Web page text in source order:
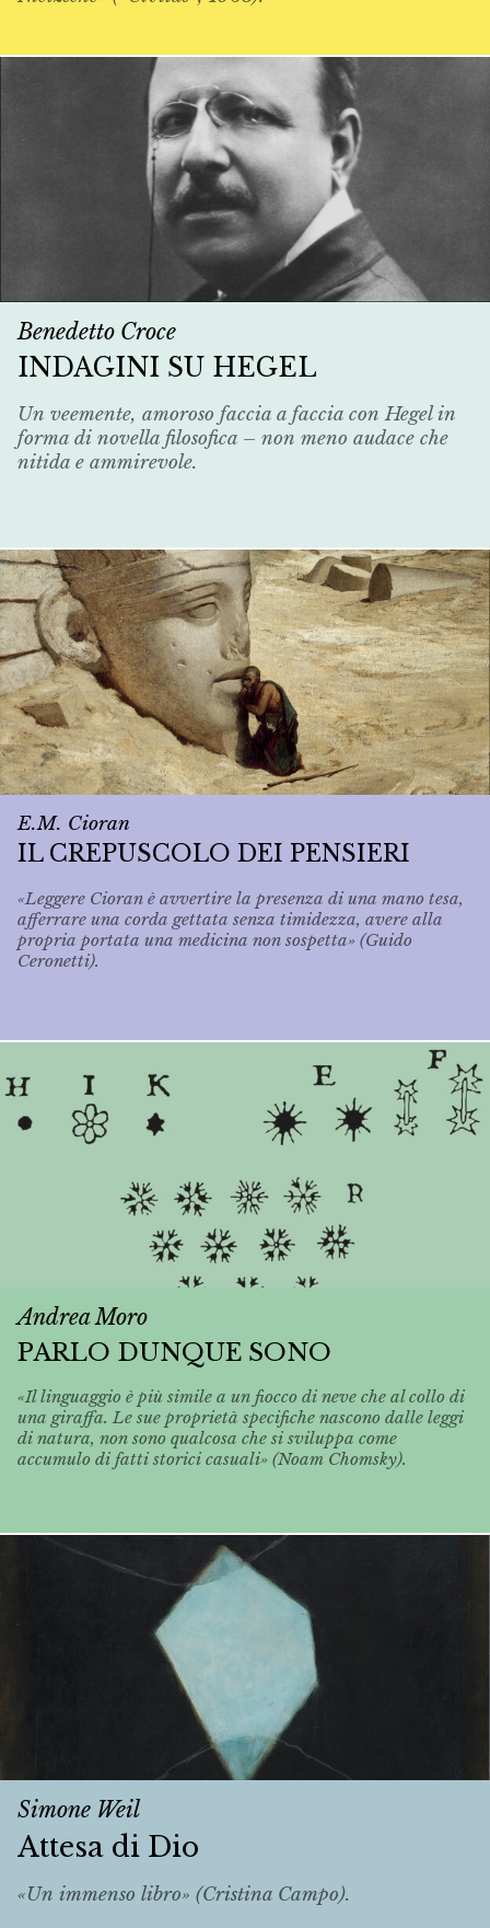
Benedetto Croce
INDAGINI SU HEGEL
Un veemente, amoroso faccia a faccia con Hegel in
forma di novella filosofica – non meno audace che
nitida e ammirevole.
E.M. Cioran
IL CREPUSCOLO DEI PENSIERI
«Leggere Cioran è avvertire la presenza di una mano tesa,
afferrare una corda gettata senza timidezza, avere alla
propria portata una medicina non sospetta» (Guido
Ceronetti).
Andrea Moro
PARLO DUNQUE SONO
«Il linguaggio è più simile a un fiocco di neve che al collo di
una giraffa. Le sue proprietà specifiche nascono dalle leggi
di natura, non sono qualcosa che si sviluppa come
accumulo di fatti storici casuali» (Noam Chomsky).
Simone Weil
Attesa di Dio
«Un immenso libro» (Cristina Campo).